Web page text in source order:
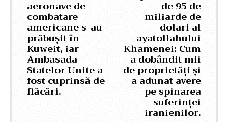
aeronave de
combatare
americane s-au
prăbușit în
Kuweit, iar
Ambasada
Statelor Unite a
fost cuprinsă de
flăcări.
de 95 de
miliarde de
dolari al
ayatollahului
Khamenei: Cum
a dobândit mii
de proprietăți și
a adunat avere
pe spinarea
suferinței
iranienilor.